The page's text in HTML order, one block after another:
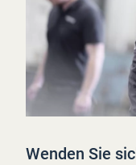
Wenden Sie